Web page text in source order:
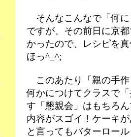
そんなこんなで「何
ですが、その前日に京
かったので、レシピを
ほっ^_^;
このあたり「親の手作
何かにつけてクラスで
す「懇親会」はもちろ
内容がスゴイ！ケーキ
と言ってもバターロー